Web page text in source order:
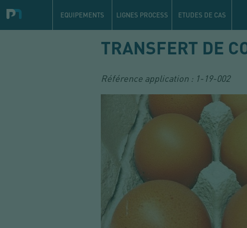
principale
EQUIPEMENTS LIGNES PROCESS ETUDES DE CAS
TRANSFERT DE
Référence application : 1-19-002